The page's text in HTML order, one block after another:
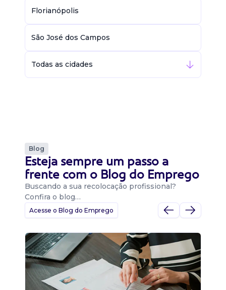
Florianópolis
São José dos Campos
Todas as cidades
Blog
Esteja sempre um passo a
frente com o Blog do Emprego
Buscando a sua recolocação profissional?
Confira o blog…
Acesse o Blog do Emprego